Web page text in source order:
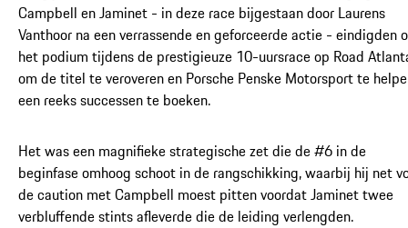
Campbell en Jaminet - in deze race bijgestaan door Laurens
Vanthoor na een verrassende en geforceerde actie - eindigden
het podium tijdens de prestigieuze 10-uursrace op Road
om de titel te veroveren en Porsche Penske Motorsport te
een reeks successen te boeken.
Het was een magnifieke strategische zet die de #6 in de
beginfase omhoog schoot in de rangschikking, waarbij hij net
de caution met Campbell moest pitten voordat Jaminet twee
verbluffende stints afleverde die de leiding verlengden.